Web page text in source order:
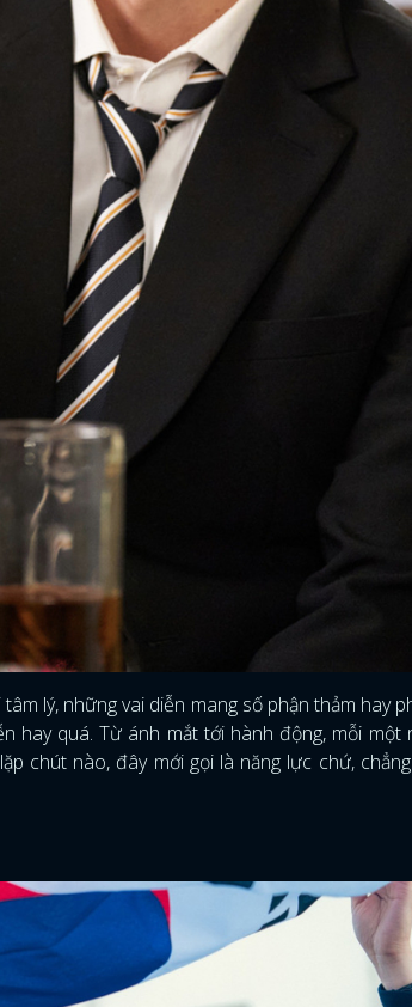
ĐĂNG NHẬP
FACEBOOK GOOGLE
lý, những vai diễn mang số phận thảm hay
hay quá. Từ ánh mắt tới hành động, mỗi một
chút nào, đây mới gọi là năng lực chứ,